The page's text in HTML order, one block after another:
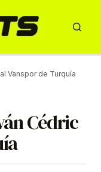
Vanspor de Turquía
Cédric